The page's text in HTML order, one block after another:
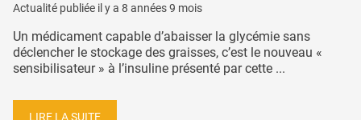
Actualité publiée il y a 8 années 9 mois
Un médicament capable d’abaisser la glycémie sans
déclencher le stockage des graisses, c’est le nouveau «
sensibilisateur » à l’insuline présenté par cette ...
LIRE LA SUITE